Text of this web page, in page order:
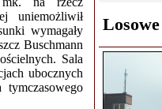
uniemożliwił
wymagały
Buschmann
Sala
ubocznych
tymczasowego